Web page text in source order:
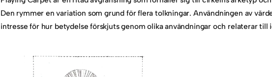
Den rymmer en variation som grund för flera tolkningar. Användningen av
intresse för hur betydelse förskjuts genom olika användningar och relaterar till